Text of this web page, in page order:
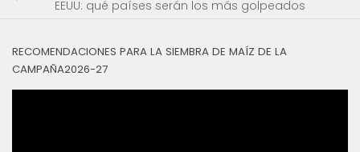
EEUU: qué países serán los más golpeados
RECOMENDACIONES PARA LA SIEMBRA DE MAÍZ DE LA
CAMPAÑA2026-27